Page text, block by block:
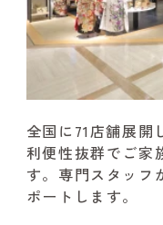
全国に71店舗展開
利便性抜群でご家
す。 専門スタッフ
ポートします。